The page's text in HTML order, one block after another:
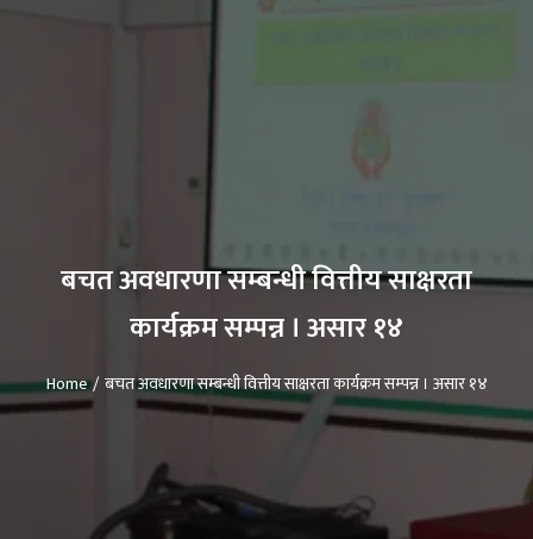
बचत अवधारणा सम्बन्धी वित्तीय साक्षरता
कार्यक्रम सम्पन्न । असार १४
Home बचत अवधारणा सम्बन्धी वित्तीय साक्षरता कार्यक्रम सम्पन्न । असार १४